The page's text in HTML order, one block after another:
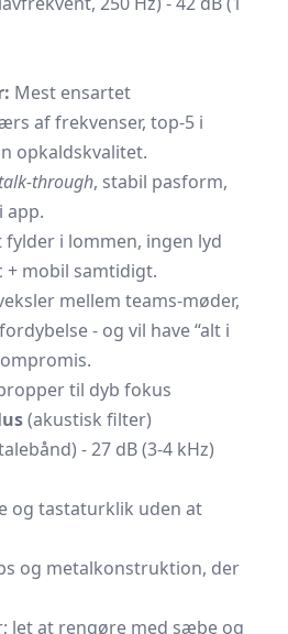
Mest ensartet
af frekvenser, top-5 i
opkaldskvalitet.
talk-through, stabil pasform,
app.
fylder i lommen, ingen lyd
+ mobil samtidigt.
mellem teams-møder,
- og vil have “alt i
til dyb fokus
(akustisk filter)
- 27 dB (3-4 kHz)
og tastaturklik uden at
og metalkonstruktion, der
let at rengøre med sæbe og